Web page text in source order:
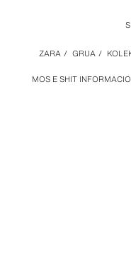
MOS E SHIT
ZARA / GRUA /